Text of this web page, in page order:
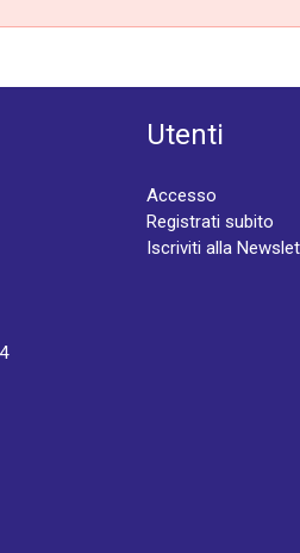
Utenti
Accesso
Registrati subito
Iscriviti alla